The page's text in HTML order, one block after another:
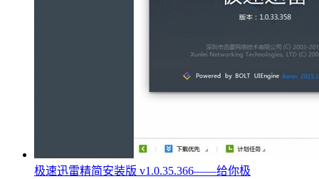
极速迅雷精简安装版 v1.0.35.366——给你极